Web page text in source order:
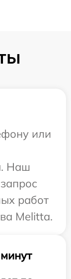
или
Наш
работ
Melitta.